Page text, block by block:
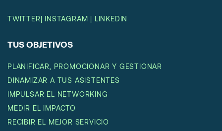
TWITTER| INSTAGRAM | LINKEDIN
TUS OBJETIVOS
PLANIFICAR, PROMOCIONAR Y GESTIONAR
DINAMIZAR A TUS ASISTENTES
IMPULSAR EL NETWORKING
MEDIR EL IMPACTO
RECIBIR EL MEJOR SERVICIO